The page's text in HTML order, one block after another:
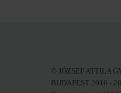
© JÓZSEF ATTILA
BUDAPEST 2016 -